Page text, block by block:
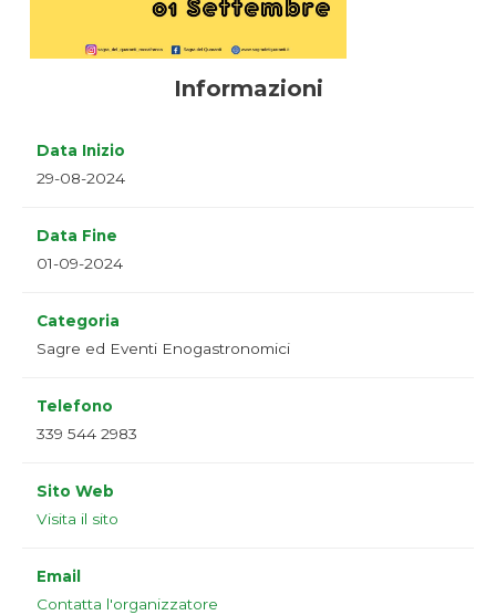
Informazioni
Data Inizio
29-08-2024
Data Fine
01-09-2024
Categoria
Sagre ed Eventi Enogastronomici
Telefono
339 544 2983
Sito Web
Visita il sito
Email
Contatta l'organizzatore